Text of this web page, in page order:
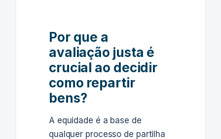
Por que a
avaliação justa é
crucial ao decidir
como repartir
bens?
A equidade é a base de
qualquer processo de partilha